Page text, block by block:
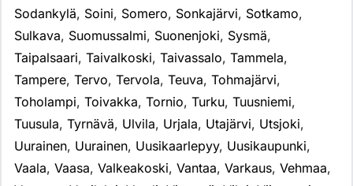
Sodankylä, Soini, Somero, Sonkajärvi, Sotkamo,
Sulkava, Suomussalmi, Suonenjoki, Sysmä,
Taipalsaari, Taivalkoski, Taivassalo, Tammela,
Tampere, Tervo, Tervola, Teuva, Tohmajärvi,
Toholampi, Toivakka, Tornio, Turku, Tuusniemi,
Tuusula, Tyrnävä, Ulvila, Urjala, Utajärvi, Utsjoki,
Uurainen, Uurainen, Uusikaarlepyy, Uusikaupunki,
Vaala, Vaasa, Valkeakoski, Vantaa, Varkaus, Vehmaa,